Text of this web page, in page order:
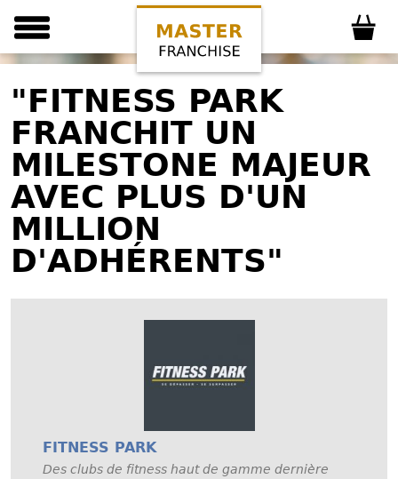
"FITNESS PARK
FRANCHIT UN
MILESTONE MAJEUR
AVEC PLUS D'UN
MILLION
D'ADHÉRENTS"
FITNESS PARK
Des clubs de fitness haut de gamme dernière